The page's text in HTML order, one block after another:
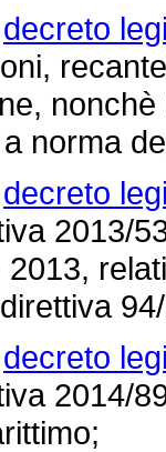
decreto
norma
decreto
2013/
2013,
direttiva
decreto
2014/